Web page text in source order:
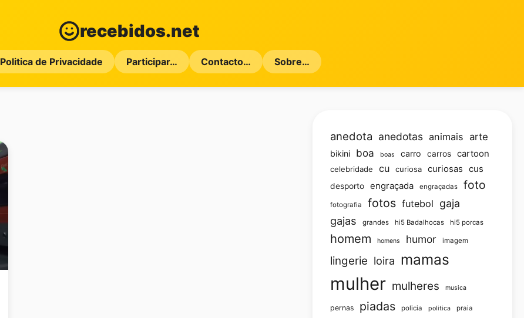
recebidos.net
Politica de Privacidade Participar… Contacto… Sobre…
anedota anedotas animais arte
bikini boa boas carro carros cartoon
celebridade cu curiosa curiosas cus
desporto engraçada engraçadas foto
fotografia fotos futebol gaja
gajas grandes hi5 Badalhocas hi5 porcas
homem homens humor imagem
lingerie loira mamas
mulher mulheres musica
pernas piadas policia politica praia